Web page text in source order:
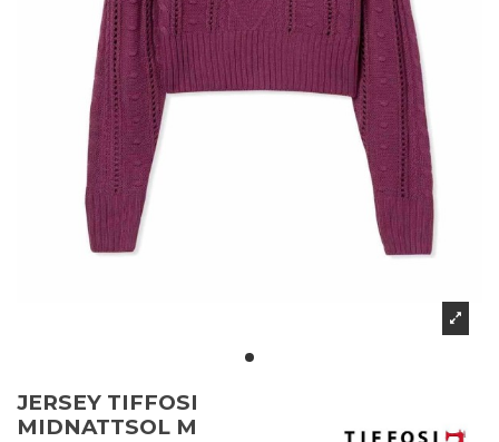
JERSEY TIFFOSI
MIDNATTSOL M